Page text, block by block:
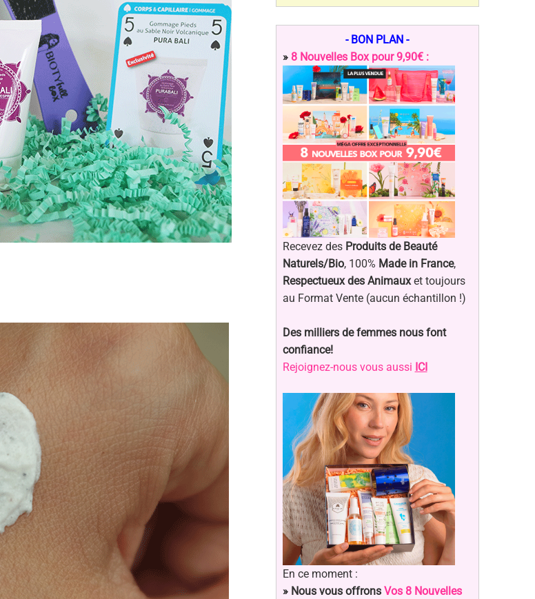
- BON PLAN -
» 8 Nouvelles Box pour 9,90€ :
Recevez des Produits de Beauté
Naturels/Bio, 100% Made in France,
Respectueux des Animauxet toujours
au Format Vente (aucun échantillon !)
Des milliers de femmes nous font
confiance!
Rejoignez-nous vous aussi ICI
En ce moment :
» Nous vous offrons Vos 8 Nouvelles